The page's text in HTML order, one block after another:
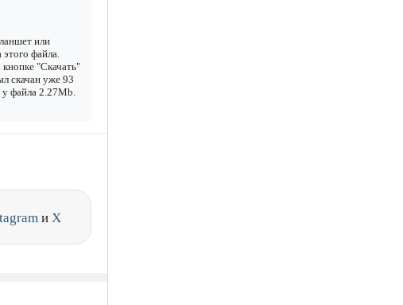
или
этого файла.
"Скачать"
скачан уже 93
у файла 2.27Mb.
и X